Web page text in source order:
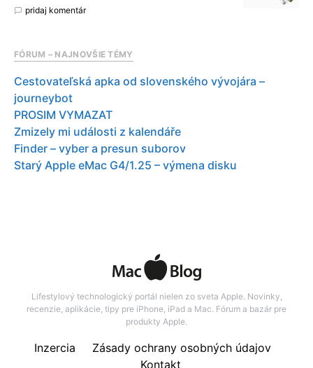
pridaj komentár
FÓRUM – NAJNOVŠIE TÉMY
Cestovateľská apka od slovenského vývojára –
journeybot
PROSIM VYMAZAT
Zmizely mi události z kalendáře
Finder – vyber a presun suborov
Starý Apple eMac G4/1.25 – výmena disku
Lifestylový technologický portál nielen zo sveta Apple. Novinky,
recenzie, aplikácie, tipy pre iPhone, iPad a Mac. Fórum a bazár pre
produkty Apple.
Inzercia
Zásady ochrany osobných údajov
Kontakt